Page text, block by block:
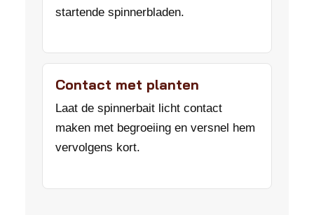
startende spinnerbladen.
Contact met planten
Laat de spinnerbait licht contact
maken met begroeiing en versnel hem
vervolgens kort.